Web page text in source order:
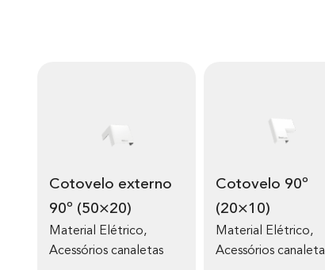
Cotovelo externo
90º (50×20)
Material Elétrico,
Acessórios canaletas
Cotovelo 90º
(20×10)
Material Elétrico,
Acessórios